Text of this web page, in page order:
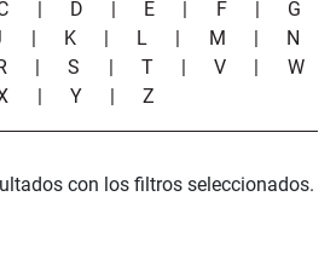
| D | E | F | G
| K | L | M | N
|S | T |V | W
| Y |Z
con los filtros seleccionados.